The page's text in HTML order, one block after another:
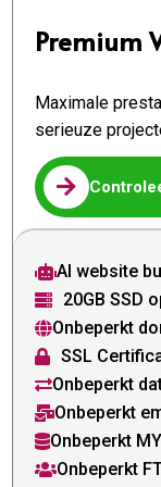
Premium
Maximale
serieuze

AI website
 20GB SSD
Onbeperkt
 SSL
Onbeperkt
Onbeperkt
Onbeperkt
Onbeperkt